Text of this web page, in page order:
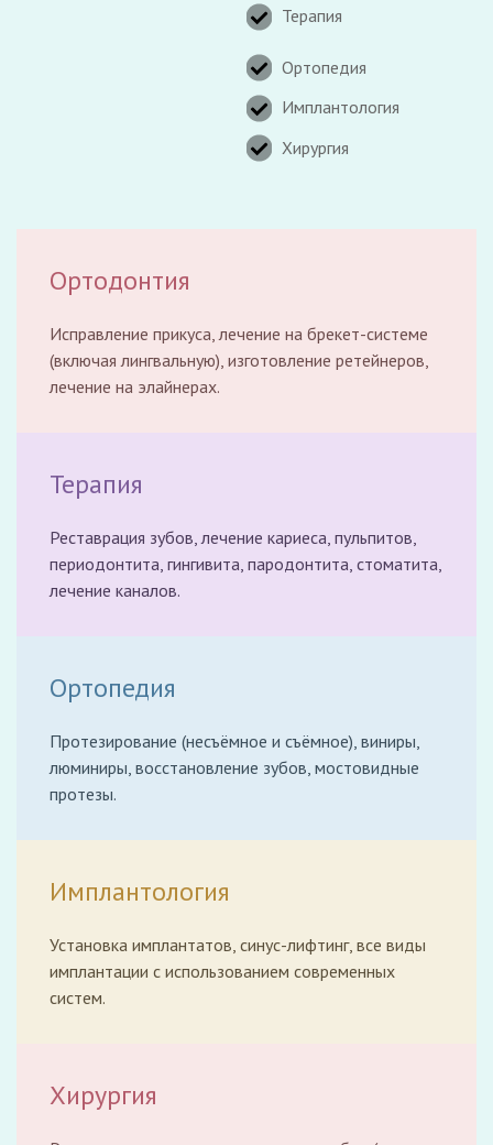
Терапия
Ортопедия
Имплантология
Хирургия
Ортодонтия
Исправление прикуса, лечение на брекет-системе
(включая лингвальную), изготовление ретейнеров,
лечение на элайнерах.
Терапия
Реставрация зубов, лечение кариеса, пульпитов,
периодонтита, гингивита, пародонтита, стоматита,
лечение каналов.
Ортопедия
Протезирование (несъёмное и съёмное), виниры,
люминиры, восстановление зубов, мостовидные
протезы.
Имплантология
Установка имплантатов, синус-лифтинг, все виды
имплантации с использованием современных
систем.
Хирургия